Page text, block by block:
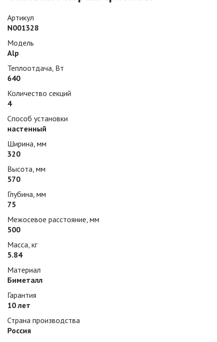
Артикул
N001328
Модель
Alp
Теплоотдача, Вт
640
Количество секций
4
Способ установки
настенный
Ширина, мм
320
Высота, мм
570
Глубина, мм
75
Межосевое расстояние, мм
500
Масса, кг
5.84
Материал
Биметалл
Гарантия
10 лет
Страна производства
Россия